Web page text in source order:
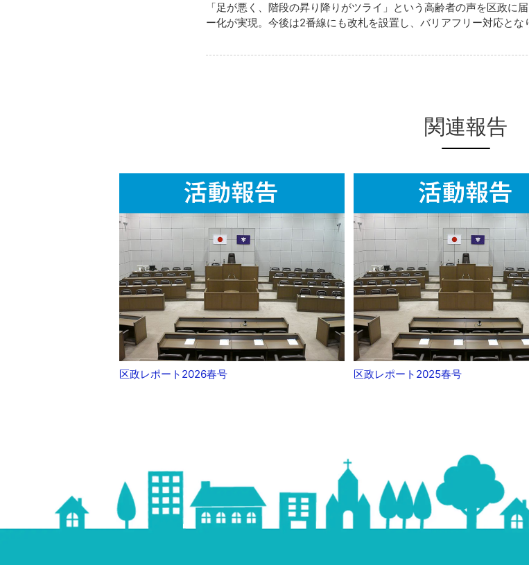
「足が悪く、階段の昇り降りがツライ」という高齢者の声を区政に
ー化が実現。今後は2番線にも改札を設置し、バリアフリー対応とな
関連報告
区政レポート2026春号 区政レポート2025春号